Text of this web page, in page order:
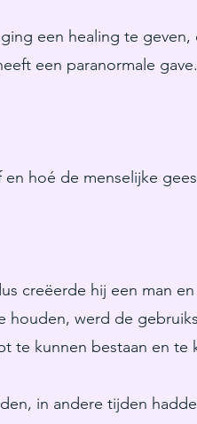
een healing te geven,
een paranormale
hoé de menselijke
creëerde hij een man
werd de
te kunnen bestaan en te
in andere tijden